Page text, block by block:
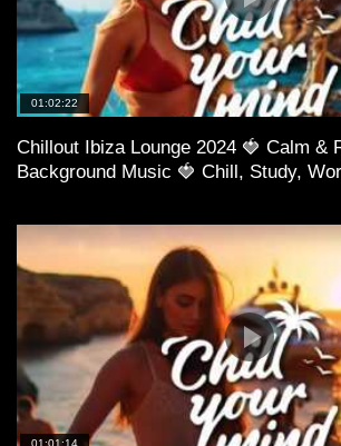
01:02:22
Chillout Ibiza Lounge 2024 🍓 Calm &
Background Music 🍓 Chill, Study,